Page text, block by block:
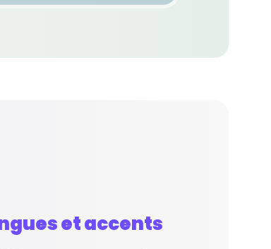
et accents